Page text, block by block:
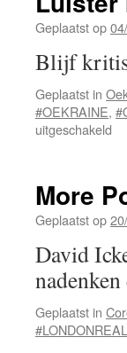
Geplaatst op
Blijf
Geplaatst in
#OEKRAINE,
uitgeschakeld
–
More
Geplaatst op
David
Geplaatst in
#LONDONREAL